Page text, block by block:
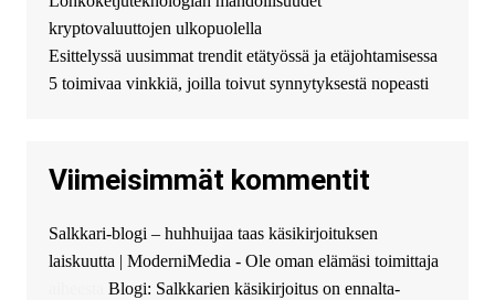
можете получить
финансирование в долг без
избыточных вопросов и
документов? Тогда обратитесь
guest_4889 :Cmon Suomi 👏
The Admin: High five! You’ve
successfully installed Simple
Ajax Chat.
kryptovaluuttojen ulkopuolella
Esittelyssä uusimmat trendit etätyössä ja etäjohtamisessa
5 toimivaa vinkkiä, joilla toivut synnytyksestä nopeasti
Viimeisimmät kommentit
Salkkari-blogi – huhhuijaa taas käsikirjoituksen
laiskuutta | ModerniMedia - Ole oman elämäsi toimittaja
Blogi: Salkkarien käsikirjoitus on ennalta-